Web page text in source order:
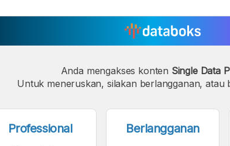
Anda mengakses konten Single Data
Untuk meneruskan, silakan berlangganan, atau
Professional Berlangganan